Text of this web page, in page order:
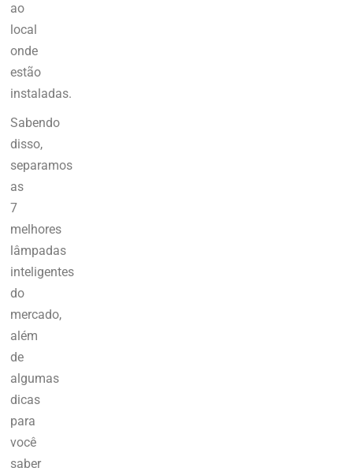
ao
local
onde
estão
instaladas.
Sabendo
disso,
separamos
as
7
melhores
lâmpadas
inteligentes
do
mercado,
além
de
algumas
dicas
para
você
saber